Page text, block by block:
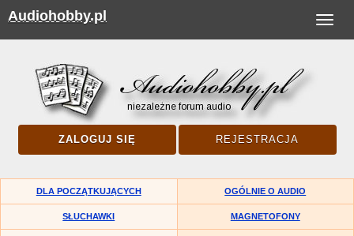
Toggle
Audiohobby.pl
ZALOGUJ SIĘ REJESTRACJA
DLA POCZĄTKUJĄCYCH OGÓLNIE O AUDIO
SŁUCHAWKI MAGNETOFONY